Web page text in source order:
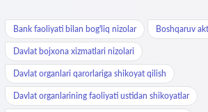
Bank faoliyati bilan bog'liq nizolar Boshqaruv
Davlat bojxona xizmatlari nizolari
Davlat organlari qarorlariga shikoyat qilish
Davlat organlarining faoliyati ustidan shikoyatlar